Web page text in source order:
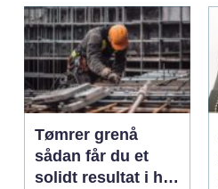
Tømrer grenå
sådan får du et
solidt resultat i høj